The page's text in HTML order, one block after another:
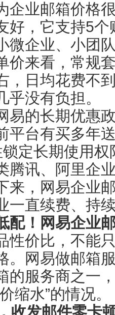
企业邮箱价格
好，它支持5
微企业、小团
价来看，常规
，日均花费不
乎没有负担。
易的长期优惠
平台有买多年
定长期使用
腾讯、阿里企
来，网易企业
一直续费、持
配！网易企业
性价比，不能
。网易做邮箱
的服务商之一
缩水”的情况。